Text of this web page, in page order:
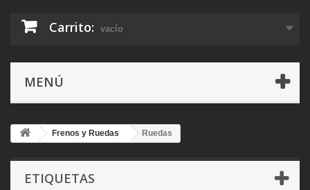
Carrito: vacío
MENÚ
Frenos y Ruedas Ruedas
ETIQUETAS